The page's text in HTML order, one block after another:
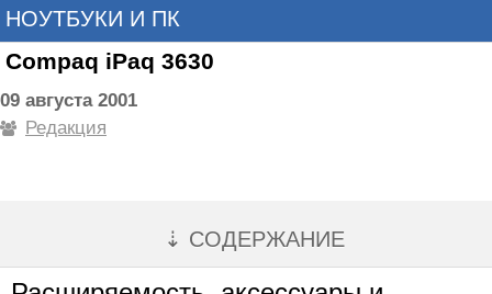
НОУТБУКИ И ПК
Compaq iPaq 3630
09 августа 2001
Редакция
⇣ СОДЕРЖАНИЕ